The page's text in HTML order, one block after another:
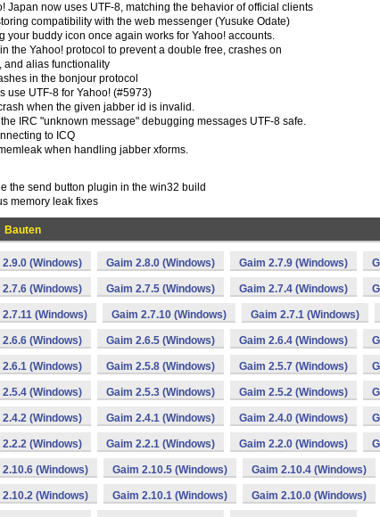
Japan now uses UTF-8, matching the behavior of official clients
compatibility with the web messenger (Yusuke Odate)
your buddy icon once again works for Yahoo! accounts.
the Yahoo! protocol to prevent a double free, crashes on
and alias functionality
in the bonjour protocol
use UTF-8 for Yahoo! (#5973)
when the given jabber id is invalid.
IRC "unknown message" debugging messages UTF-8 safe.
to ICQ
when handling jabber xforms.
the send button plugin in the win32 build
memory leak fixes
Bauten
2.9.0 (Windows) Gaim 2.8.0 (Windows) Gaim 2.7.9 (Windows)
2.7.6 (Windows) Gaim 2.7.5 (Windows) Gaim 2.7.4 (Windows)
2.7.11 (Windows) Gaim 2.7.10 (Windows) Gaim 2.7.1 (Windows)
2.6.6 (Windows) Gaim 2.6.5 (Windows) Gaim 2.6.4 (Windows)
2.6.1 (Windows) Gaim 2.5.8 (Windows) Gaim 2.5.7 (Windows)
2.5.4 (Windows) Gaim 2.5.3 (Windows) Gaim 2.5.2 (Windows)
2.4.2 (Windows) Gaim 2.4.1 (Windows) Gaim 2.4.0 (Windows)
2.2.2 (Windows) Gaim 2.2.1 (Windows) Gaim 2.2.0 (Windows)
2.10.6 (Windows) Gaim 2.10.5 (Windows) Gaim 2.10.4 (Windows)
2.10.2 (Windows) Gaim 2.10.1 (Windows) Gaim 2.10.0 (Windows)